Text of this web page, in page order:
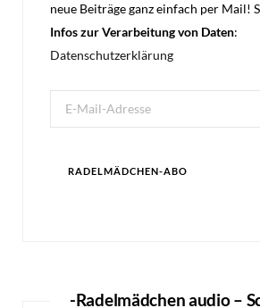
neue Beiträge ganz einfach per Mail!
Infos zur Verarbeitung von Daten:
Datenschutzerklärung
Mail-
RADELMÄDCHEN-ABO
-Radelmädchen audio –